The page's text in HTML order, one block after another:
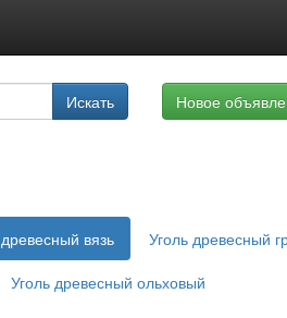
Искать Новое
вязь
Уголь древесный
Уголь древесный ольховый